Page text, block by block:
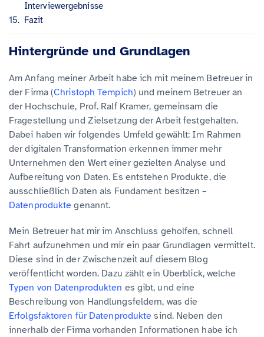
Interviewergebnisse
Fazit
Hintergründe und Grundlagen
Am Anfang meiner Arbeit habe ich mit meinem Betreuer in
der Firma (Christoph Tempich) und meinem Betreuer an
der Hochschule, Prof. Ralf Kramer, gemeinsam die
Fragestellung und Zielsetzung der Arbeit festgehalten.
Dabei haben wir folgendes Umfeld gewählt: Im Rahmen
der digitalen Transformation erkennen immer mehr
Unternehmen den Wert einer gezielten Analyse und
Aufbereitung von Daten. Es entstehen Produkte, die
ausschließlich Daten als Fundament besitzen –
Datenprodukte genannt.
Mein Betreuer hat mir im Anschluss geholfen, schnell
Fahrt aufzunehmen und mir ein paar Grundlagen vermittelt.
Diese sind in der Zwischenzeit auf diesem Blog
veröffentlicht worden. Dazu zählt ein Überblick, welche
Typen von Datenprodukten es gibt, und eine
Beschreibung von Handlungsfeldern, was die
Erfolgsfaktoren für Datenprodukte sind. Neben den
innerhalb der Firma vorhanden Informationen habe ich